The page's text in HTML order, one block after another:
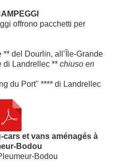
offrono pacchetti per
del Dourlin, all’Île-Grande
di Landrellec ** chiuso en
du Port" **** di Landrellec
et vans aménagés à
Bodou
Bodou